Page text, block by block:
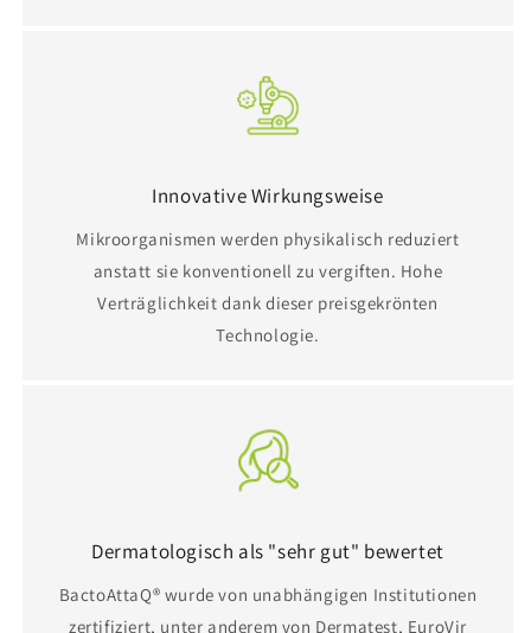
Innovative Wirkungsweise
Mikroorganismen werden physikalisch reduziert
anstatt sie konventionell zu vergiften. Hohe
Verträglichkeit dank dieser preisgekrönten
Technologie.
Dermatologisch als "sehr gut" bewertet
BactoAttaQ® wurde von unabhängigen Institutionen
zertifiziert, unter anderem von Dermatest, EuroVir